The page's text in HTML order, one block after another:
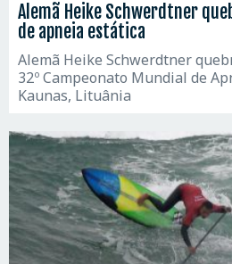
Alemã Heike Schwerdtner
de apneia estática
Alemã Heike Schwerdtner
32º Campeonato Mundial de
Kaunas, Lituânia